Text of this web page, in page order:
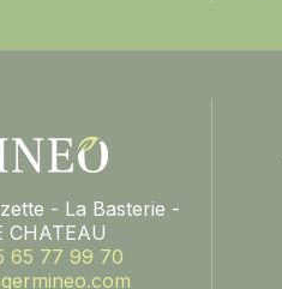
- La Basterie -
CHATEAU
65 77 99 70